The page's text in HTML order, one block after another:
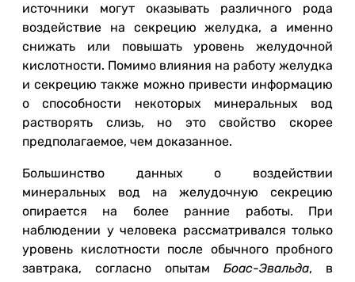
источники могут оказывать различного рода
воздействие на секрецию желудка, а именно
снижать или повышать уровень желудочной
кислотности. Помимо влияния на работу желудка
и секрецию также можно привести информацию
о способности некоторых минеральных вод
растворять слизь, но это свойство скорее
предполагаемое, чем доказанное.
Большинство данных о воздействии
минеральных вод на желудочную секрецию
опирается на более ранние работы. При
наблюдении у человека рассматривался только
уровень кислотности после обычного пробного
завтрака, согласно опытам Боас-Эвальда, в